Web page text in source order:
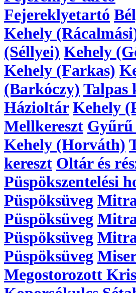
Fejereklyetartó
Kehely
(Séllyei) Kehely
Kehely (Farkas)
(Barkóczy) Talpas
Házioltár Kehely
Mellkereszt Gyűrű
Kehely (Horváth)
kereszt Oltár és
Püspökszentelési
Püspöksüveg
Püspöksüveg
Püspöksüveg
Püspöksüveg
Megostorozott